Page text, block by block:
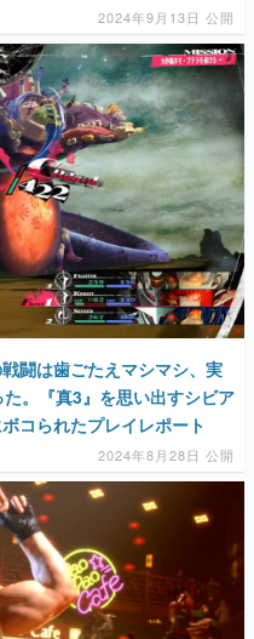
2024年9月13日 公開
闘は歯ごたえマシマシ、実
。『真3』を思い出すシビア
コられたプレイレポート
2024年8月28日 公開